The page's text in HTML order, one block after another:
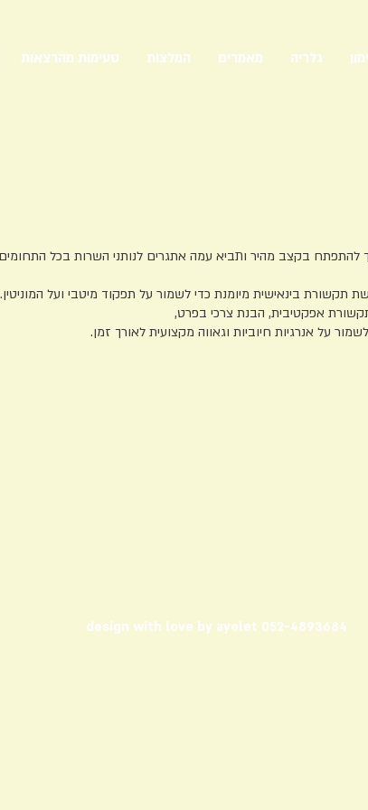
גלריה מאמרים המלצות טעימות מהרצאות
להתפתח בקצב מהיר ותביא עמה אתגרים לנותני השרות בכל
תקשורת בינאישית מיומנת כדי לשמור על תפקוד מיטבי ועל המוניטין.
אפקטיבית, הבנת צרכי בפרט,
על אנרגיות חיוביות וגאווה מקצועית לאורך זמן.
design with love by ayelet 052-4893684